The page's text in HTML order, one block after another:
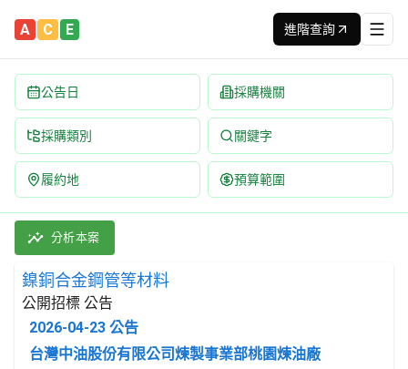
A C E 進階查詢
公告日 採購機關
採購類別 關鍵字
履約地 預算範圍
鎳銅合金鋼管等材料 招標公告 | 案號：I8I15I003 | 公開招標
採購類別：財物類 結構金屬產品及其零件 | 招標方式：公
分析本案
鎳銅合金鋼管等材料
公開招標 公告
2026-04-23 公告
台灣中油股份有限公司煉製事業部桃園煉油廠